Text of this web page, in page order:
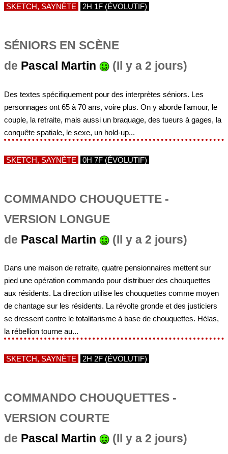
SKETCH, SAYNÈTE 2H 1F (ÉVOLUTIF)
SÉNIORS EN SCÈNE
de Pascal Martin (Il y a 2 jours)
Des textes spécifiquement pour des interprètes séniors. Les
personnages ont 65 à 70 ans, voire plus. On y aborde l'amour, le
couple, la retraite, mais aussi un braquage, des tueurs à gages, la
conquête spatiale, le sexe, un hold-up...
SKETCH, SAYNÈTE 0H 7F (ÉVOLUTIF)
COMMANDO CHOUQUETTE -
VERSION LONGUE
de Pascal Martin (Il y a 2 jours)
Dans une maison de retraite, quatre pensionnaires mettent sur
pied une opération commando pour distribuer des chouquettes
aux résidents. La direction utilise les chouquettes comme moyen
de chantage sur les résidents. La révolte gronde et des justiciers
se dressent contre le totalitarisme à base de chouquettes. Hélas,
la rébellion tourne au...
SKETCH, SAYNÈTE 2H 2F (ÉVOLUTIF)
COMMANDO CHOUQUETTES -
VERSION COURTE
de Pascal Martin (Il y a 2 jours)